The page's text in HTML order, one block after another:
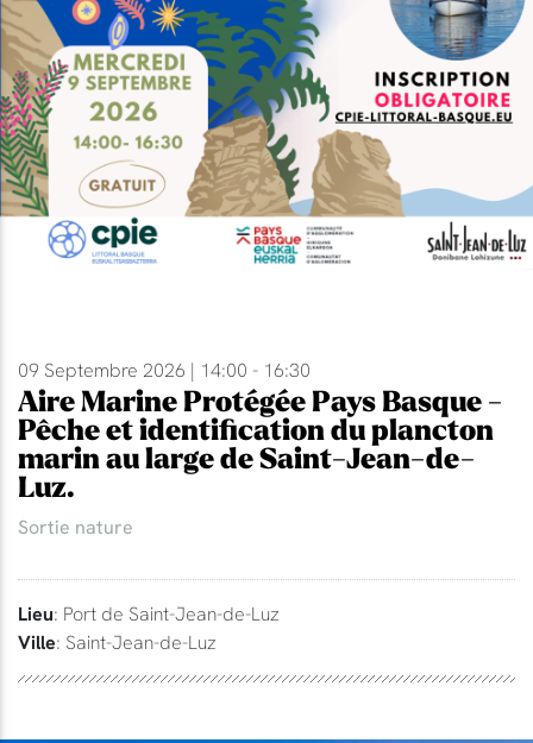
09 Septembre 2026 | 14:00 - 16:30
Aire Marine Protégée Pays Basque -
Pêche et identification du plancton
marin au large de Saint-Jean-de-
Luz.
Sortie nature
Lieu: Port de Saint-Jean-de-Luz
Ville: Saint-Jean-de-Luz